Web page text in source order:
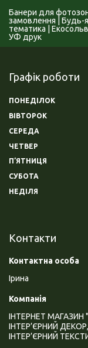
Банери для
замовлення | Будь-
тематика |
УФ друк
Графік роботи
ПОНЕДІЛОК
ВІВТОРОК
СЕРЕДА
ЧЕТВЕР
ПʼЯТНИЦЯ
СУБОТА
НЕДІЛЯ
Контакти
Ірина
ІНТЕРНЕТ
ІНТЕР’ЄРНИЙ ДЕКОР,
ІНТЕР’ЄРНИЙ